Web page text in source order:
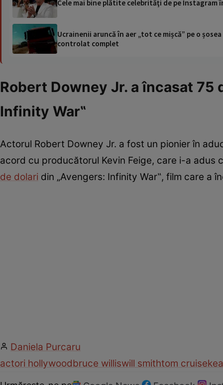
Cele mai bine plătite celebrităţi de pe Instagram
Ucrainenii aruncă în aer „tot ce mișcă” pe o
controlat complet
Robert Downey Jr. a încasat
Infinity War‟
Actorul Robert Downey Jr. a fost un pionier în
acord cu producătorul Kevin Feige, care i-a
de dolari din „Avengers: Infinity War‟, film care a
Daniela Purcaru
actori hollywoodbruce williswill smithtom cruise